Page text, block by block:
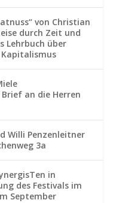
von Christian
durch Zeit und
Lehrbuch über
Kapitalismus
an die Herren
Willi Penzenleitner
3a
in
des Festivals im
September